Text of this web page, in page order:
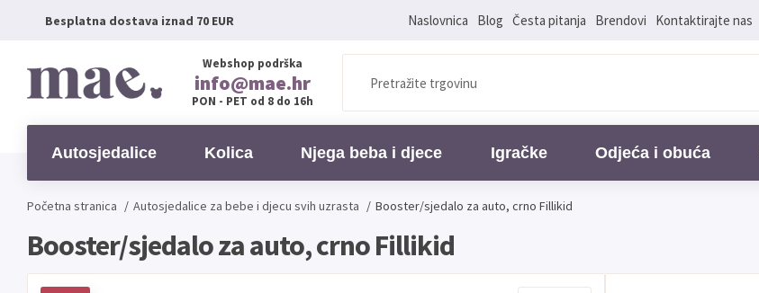
Besplatna dostava iznad 70 EUR Naslovnica Blog Česta pitanja Brendovi Kontaktirajte nas
Webshop podrška
info@mae.hr
PON - PET od 8 do 16h
Autosjedalice Kolica Njega beba i djece Igračke Odjeća i obuća
Početna stranica / Autosjedalice za bebe i djecu svih uzrasta / Booster/sjedalo za auto, crno Fillikid
Booster/sjedalo za auto, crno Fillikid